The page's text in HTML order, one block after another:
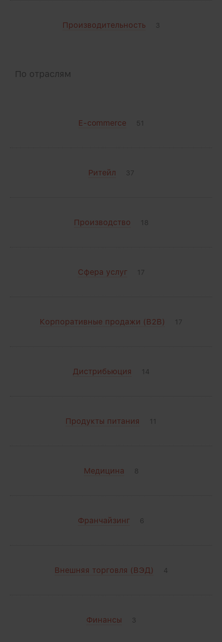
Производительность 3
По отраслям
E-commerce 51
Ритейл 37
Производство 18
Сфера услуг 17
Корпоративные продажи (B2B) 17
Дистрибьюция 14
Продукты питания 11
Медицина 8
Франчайзинг 6
Внешняя торговля (ВЭД) 4
Финансы 3